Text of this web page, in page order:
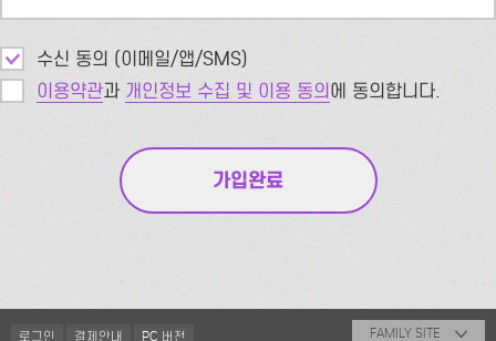
수신 동의 (이메일/앱/SMS)
이용약관과 개인정보 수집 및 이용 동의에 동의합니다.
로그인 결제안내 PC 버전 FAMILY SITE